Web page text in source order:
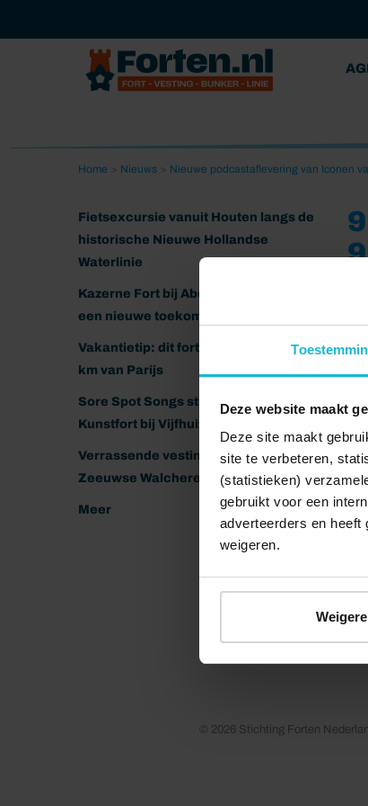
Deze website maakt
Deze site maakt
site te verbeteren,
(statistieken)
gebruikt voor een
adverteerders en heeft
weigeren.
Home Nieuws Nieuwe podcastaflevering van Iconen
Fietsexcursie vanuit Houten langs de
historische Nieuwe Hollandse
Waterlinie
Kazerne Fort bij Abcoude klaar voor
een nieuwe toekomst
Vakantietip: dit fort ligt nog geen 20
km van Parijs
Sore Spot Songs strijkt neer op het
Kunstfort bij Vijfhuizen
Verrassende vestingen van het
Zeeuwse Walcheren
Meer
© 2026 Stichting Forten